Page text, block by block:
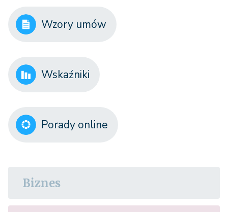
Wzory umów
Wskaźniki
Porady online
Biznes